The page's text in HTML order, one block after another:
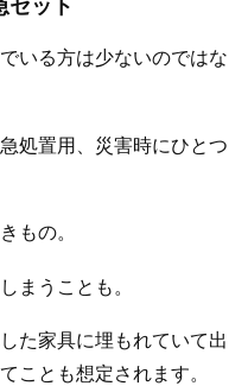
セット
いる方は少ないのではな
処置用、災害時にひとつ
もの。
まうことも。
た家具に埋もれていて出
ことも想定されます。